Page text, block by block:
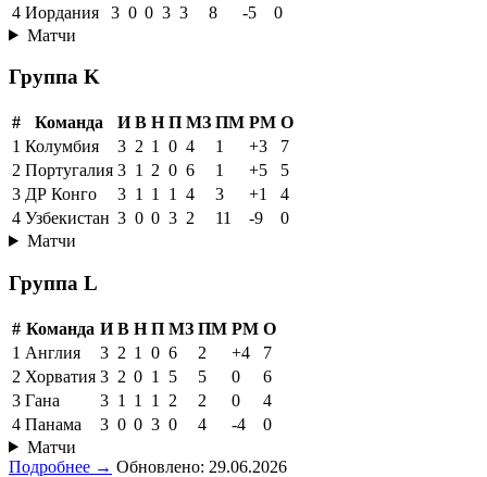
4 Иордания 3 0 0 3 3 8 -5
0
Матчи
Группа K
# Команда И В Н П МЗ ПМ РМ О
1 Колумбия 3 2 1 0 4 1 +3
7
2 Португалия 3 1 2 0 6 1 +5
5
3 ДР Конго 3 1 1 1 4 3 +1
4
4 Узбекистан 3 0 0 3 2 11 -9
0
Матчи
Группа L
# Команда И В Н П МЗ ПМ РМ О
1 Англия 3 2 1 0 6 2 +4
7
2 Хорватия 3 2 0 1 5 5 0
6
3 Гана 3 1 1 1 2 2 0
4
4 Панама 3 0 0 3 0 4 -4
0
Матчи
Подробнее → Обновлено: 29.06.2026